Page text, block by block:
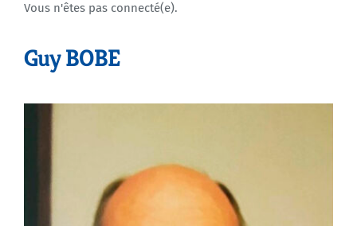
Agenda
Vous n'êtes pas connecté(e).
Guy BOBE